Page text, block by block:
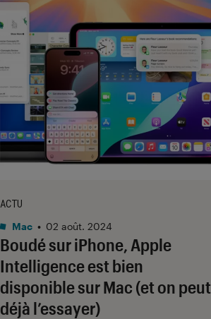
Boudé sur iPhone, Apple
Intelligence est bien
disponible sur Mac (et on peut
déjà l’essayer)
ACTU
Mac • 02 août. 2024